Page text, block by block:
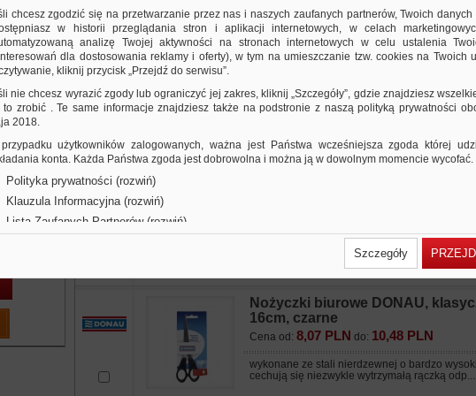
PLN
wykonane ze stali nierdzewnej o bardzo
cechują się niezwykle wytrzymałą rączką odp...
20cm, niebieskie
Cena od: 8,87 PLNdo: 17,08 PLN
wykonane ze stali nierdzewnej o bardzo
cechują się niezwykle wytrzymałą rączką odp...
wykonane ze stali nierdzewnej o bardzo
cechują się niezwykle wytrzymałą rączką odp...
Nożyczki biurowe DONAU,
16cm, czarne
Cena od: 8,07 PLN do: 10,48 PLN
wykonane ze stali nierdzewnej o bardzo
cechują się niezwykle wytrzymałą rączką odp...
chcesz zgodzić się na przetwarzanie przez nas i naszych zaufanych partnerów, Twoich danych
w historii przeglądania stron i aplikacji internetowych, w celach
analizę Twojej aktywności na stronach internetowych w celu ustalenia
dla dostosowania reklamy i oferty), w tym na umieszczanie tzw. cookies na Twoich
kliknij przycisk „Przejdź do serwisu”.
nie chcesz wyrazić zgody lub ograniczyć jej zakres, kliknij „Szczegóły”, gdzie znajdziesz
to zrobić . Te same informacje znajdziesz także na podstronie z naszą polityką prywatności
2018.
użytkowników zalogowanych, ważna jest Państwa wcześniejsza zgoda której
konta. Każda Państwa zgoda jest dobrowolna i można ją w dowolnym momencie wycofać.
Polityka prywatności (rozwiń)
Klauzula Informacyjna (rozwiń)
Lista Zaufanych Partnerów (rozwiń)
Szczegóły